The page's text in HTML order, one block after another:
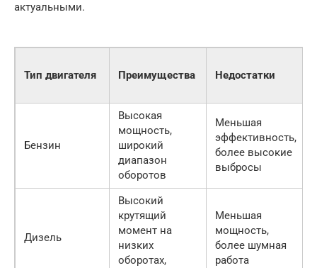
актуальными.
Тип двигателя Преимущества Недостатки
Бензин
Высокая
мощность,
широкий
диапазон
оборотов
Меньшая
эффективность,
более высокие
выбросы
Дизель
Высокий
крутящий
момент на
низких
оборотах,
Меньшая
мощность,
более шумная
работа